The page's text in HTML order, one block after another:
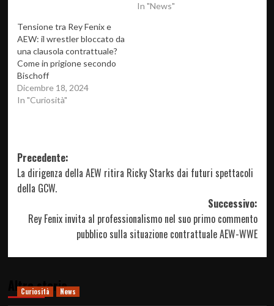
In "News"
Tensione tra Rey Fenix e
AEW: il wrestler bloccato da
una clausola contrattuale?
Come in prigione secondo
Bischoff
Dicembre 18, 2024
In "Curiosità"
Navigazione
articolo
Precedente:
La dirigenza della AEW ritira Ricky Starks dai futuri spettacoli
della GCW.
Successivo:
Rey Fenix invita al professionalismo nel suo primo commento
pubblico sulla situazione contrattuale AEW-WWE
Altre storie
Curiosità News